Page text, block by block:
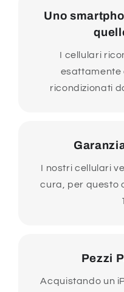
Uno
I cellulari
esattamente
ricondizionati
I nostri cellulari
cura, per questo
Pezzi
Acquistando un